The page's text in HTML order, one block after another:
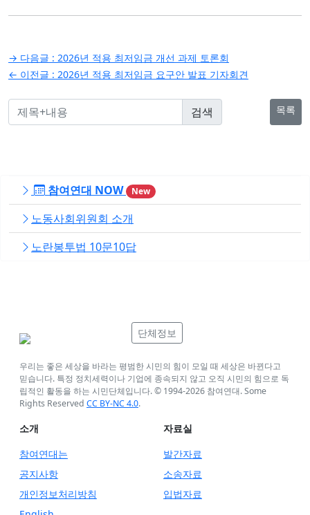
글
탐
색
→ 다음글 : 2026년 적용 최저임금 개선 과제 토론회
← 이전글 : 2026년 적용 최저임금 요구안 발표 기자회견
목록
참여연대 NOW New
노동사회위원회 소개
노란봉투법 10문10답
단체정보
우리는 좋은 세상을 바라는 평범한 시민의 힘이 모일 때 세상은 바뀐다고
믿습니다. 특정 정치세력이나 기업에 종속되지 않고 오직 시민의 힘으로 독
립적인 활동을 하는 시민단체입니다. © 1994-2026 참여연대. Some
Rights Reserved CC BY-NC 4.0.
소개
참여연대는
공지사항
개인정보처리방침
자료실
발간자료
소송자료
입법자료